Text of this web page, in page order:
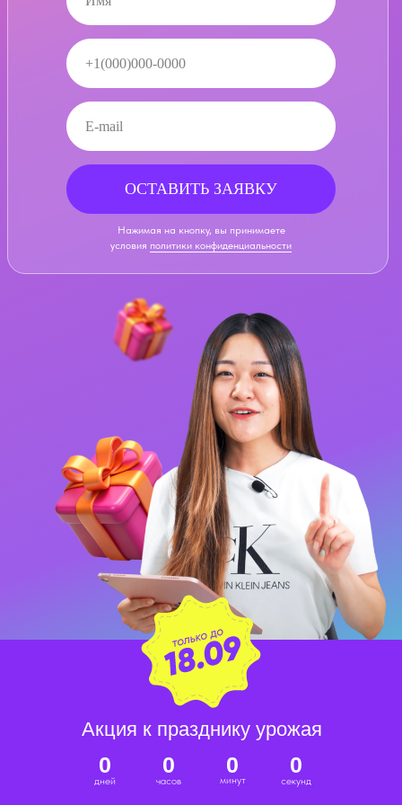
ОСТАВИТЬ ЗАЯВКУ
Нажимая на кнопку, вы принимаете
условия политики конфиденциальности
Акция к празднику урожая
0
дней
0
часов
0
минут
0
секунд